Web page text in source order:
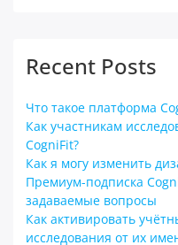
Recent Posts
Что такое платформа
Как участникам
CogniFit?
Как я могу изменить
Премиум-подписка
задаваемые вопросы
Как активировать
исследования от их